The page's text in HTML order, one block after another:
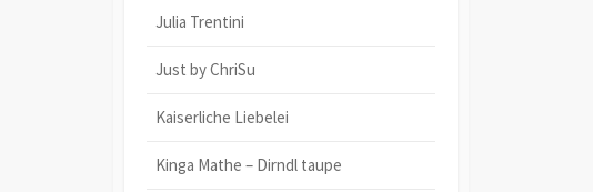
Julia Trentini
Just by ChriSu
Kaiserliche Liebelei
Kinga Mathe – Dirndl taupe